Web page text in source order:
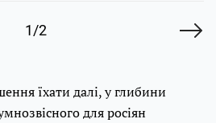
1/2
їхати далі, у глибини
для росіян